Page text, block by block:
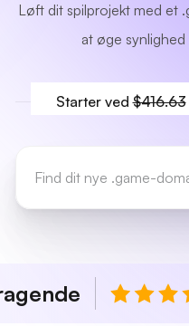
Løft dit spilprojekt med et
at øge
Starter ved$416.63